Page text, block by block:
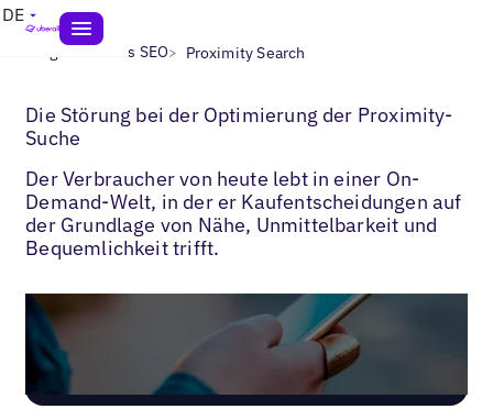
DE
Blogs> Lokales SEO> Proximity Search
Die Störung bei der Optimierung der Proximity-
Suche
Der Verbraucher von heute lebt in einer On-
Demand-Welt, in der er Kaufentscheidungen auf
der Grundlage von Nähe, Unmittelbarkeit und
Bequemlichkeit trifft.